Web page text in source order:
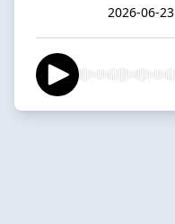
2026-06-23